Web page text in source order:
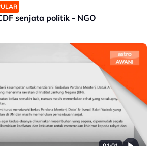
senjata politik - NGO